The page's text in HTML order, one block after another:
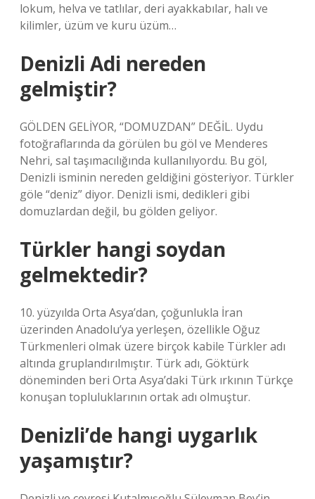
lokum, helva ve tatlılar, deri ayakkabılar, halı ve
kilimler, üzüm ve kuru üzüm…
Denizli Adi nereden
gelmiştir?
GÖLDEN GELİYOR, “DOMUZDAN” DEĞİL. Uydu
fotoğraflarında da görülen bu göl ve Menderes
Nehri, sal taşımacılığında kullanılıyordu. Bu göl,
Denizli isminin nereden geldiğini gösteriyor. Türkler
göle “deniz” diyor. Denizli ismi, dedikleri gibi
domuzlardan değil, bu gölden geliyor.
Türkler hangi soydan
gelmektedir?
10. yüzyılda Orta Asya’dan, çoğunlukla İran
üzerinden Anadolu’ya yerleşen, özellikle Oğuz
Türkmenleri olmak üzere birçok kabile Türkler adı
altında gruplandırılmıştır. Türk adı, Göktürk
döneminden beri Orta Asya’daki Türk ırkının Türkçe
konuşan topluluklarının ortak adı olmuştur.
Denizli’de hangi uygarlık
yaşamıştır?